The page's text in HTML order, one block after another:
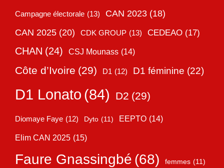
Campagne électorale (13) CAN 2023 (18)
CAN 2025 (20) CDK GROUP (13) CEDEAO (17)
CHAN (24) CSJ Mounass (14)
Côte d’Ivoire (29) D1 (12) D1 féminine (22)
D1 Lonato (84) D2 (29)
Diomaye Faye (12) Dyto (11) EEPTO (14)
Elim CAN 2025 (15)
Faure Gnassingbé (68) femmes (11)